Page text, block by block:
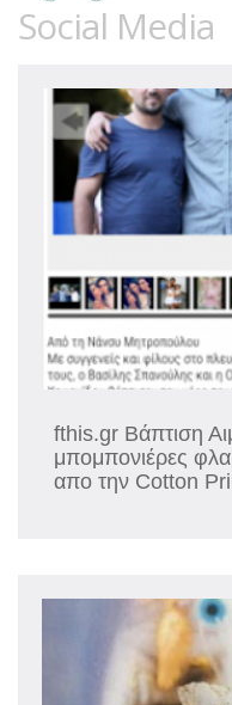
Social Media
fthis.gr Βάπτιση
μπομπονιέρες
απο την Cotton